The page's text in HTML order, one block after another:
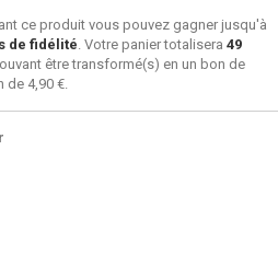
ce produit vous pouvez gagner jusqu'à
de fidélité. Votre panier totalisera 49
être transformé(s) en un bon de
de 4,90 €.